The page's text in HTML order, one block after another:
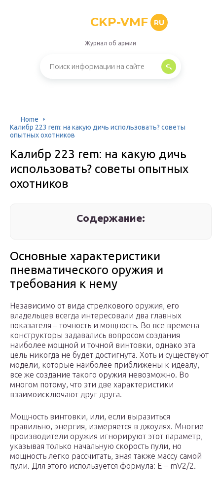
CKP-VMF RU
Журнал об армии
Home
Калибр 223 rem: на какую дичь использовать? советы
опытных охотников
Калибр 223 rem: на какую дичь
использовать? советы опытных
охотников
Содержание:
Основные характеристики
пневматического оружия и
требования к нему
Независимо от вида стрелкового оружия, его
владельцев всегда интересовали два главных
показателя – точность и мощность. Во все времена
конструкторы задавались вопросом создания
наиболее мощной и точной винтовки, однако эта
цель никогда не будет достигнута. Хоть и существуют
модели, которые наиболее приближены к идеалу,
все же создание такого оружия невозможно. Во
многом потому, что эти две характеристики
взаимоисключают друг друга.
Мощность винтовки, или, если выразиться
правильно, энергия, измеряется в джоулях. Многие
производители оружия игнорируют этот параметр,
указывая только начальную скорость пули, но
мощность легко рассчитать, зная также массу самой
пули. Для этого используется формула: E = mV2/2.